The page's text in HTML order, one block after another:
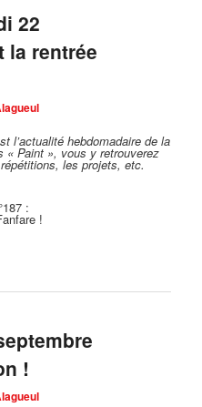
22
la rentrée
l’actualité hebdomadaire de la
« Paint », vous y retrouverez
les projets, etc.
:
!
!